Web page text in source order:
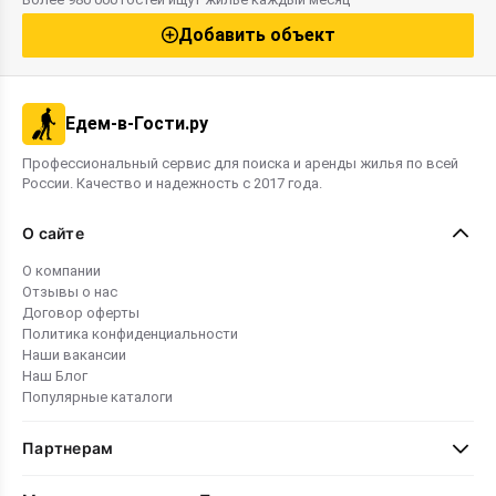
бюджетов предлагаются как бюджетные
варианты, так и элитные номера. Этот
рейтинг поможет вам выбрать
оптимальное жильё для комфортного
семейного отдыха в 2026 году.
Добавить объект
Едем-в-Гости.ру
Профессиональный сервис для поиска и аренды жилья по всей
России. Качество и надежность с 2017 года.
О сайте
О компании
Отзывы о нас
Договор оферты
Политика конфиденциальности
Наши вакансии
Наш Блог
Популярные каталоги
Партнерам